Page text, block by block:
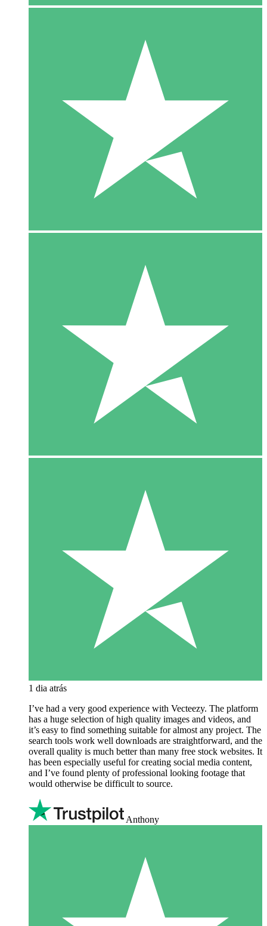
1 dia atrás
I’ve had a very good experience with Vecteezy. The platform
has a huge selection of high quality images and videos, and
it’s easy to find something suitable for almost any project. The
search tools work well downloads are straightforward, and the
overall quality is much better than many free stock websites. It
has been especially useful for creating social media content,
and I’ve found plenty of professional looking footage that
would otherwise be difficult to source.
Anthony